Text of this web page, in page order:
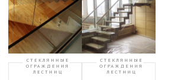
СТЕКЛЯННЫЕ
ОГРАЖДЕНИЯ
ЛЕСТНИЦ
СТЕКЛЯННЫЕ
ОГРАЖДЕНИЯ
ЛЕСТНИЦ